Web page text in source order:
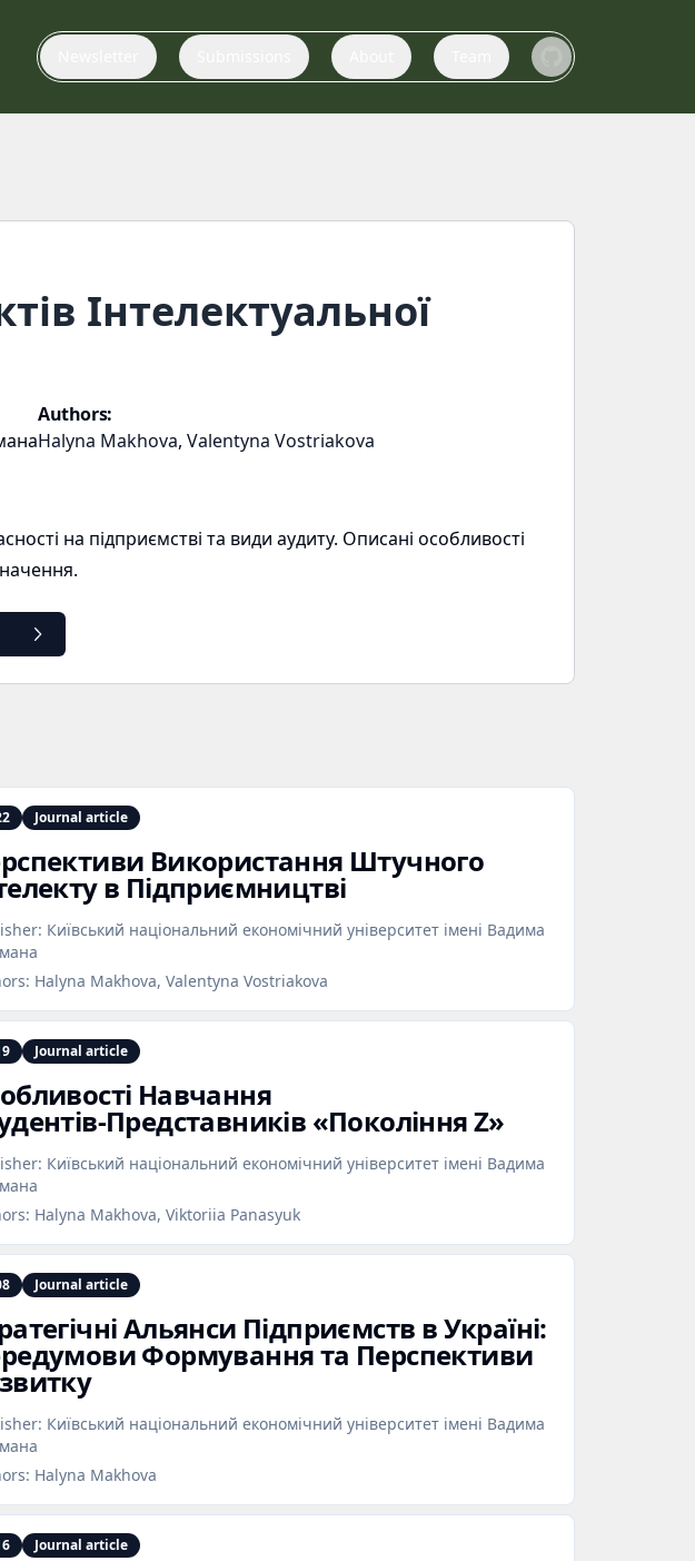
Інтелектуальної
Authors:
Halyna Makhova, Valentyna Vostriakova
на підприємстві та види аудиту. Описані особливості
Journal article
Використання Штучного
в Підприємництві
Київський національний економічний університет імені Вадима
Halyna Makhova, Valentyna Vostriakova
Journal article
Навчання
«Покоління Z»
Київський національний економічний університет імені Вадима
Halyna Makhova, Viktoriia Panasyuk
Journal article
Альянси Підприємств в Україні:
Формування та Перспективи
Київський національний економічний університет імені Вадима
Halyna Makhova
Journal article